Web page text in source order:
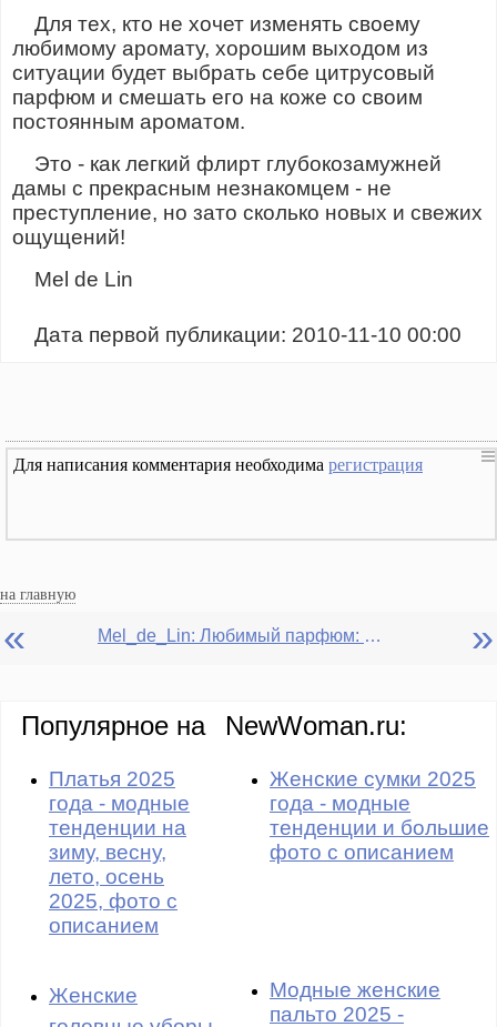
Для тех, кто не хочет изменять своему
любимому аромату, хорошим выходом из
ситуации будет выбрать себе цитрусовый
парфюм и смешать его на коже со своим
постоянным ароматом.
Это - как легкий флирт глубокозамужней
дамы с прекрасным незнакомцем - не
преступление, но зато сколько новых и свежих
ощущений!
Mel de Lin
Дата первой публикации: 2010-11-10 00:00
Для написания комментария необходима регистрация
на главную
« Mel_de_Lin: Любимый парфюм: делимся опытом. Ароматы и предновогодние радости »
Популярное на NewWoman.ru:
Платья 2025
года - модные
тенденции на
зиму, весну,
лето, осень
2025, фото с
описанием
Женские сумки 2025
года - модные
тенденции и большие
фото с описанием
Женские
Модные женские
пальто 2025 -